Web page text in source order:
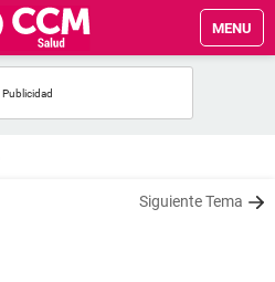
MENU
Siguiente Tema